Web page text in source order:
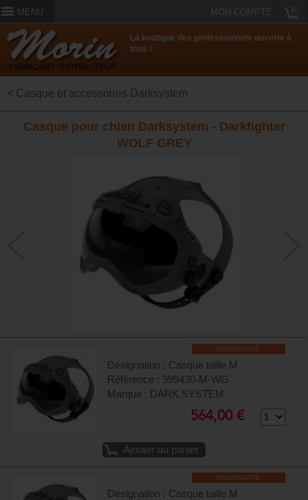
MENU MON COMPTE
La boutique des professionnels ouverte à
tous !
< Casque et accessoires Darksystem
Casque pour chien Darksystem - Darkfighter
WOLF GREY
NOUVEAUTÉ
Désignation : Casque taille M
Référence : 999430-M-WG
Marque : DARK SYSTEM
564,00 €
Ajouter au panier
NOUVEAUTÉ
Désignation : Casque taille M